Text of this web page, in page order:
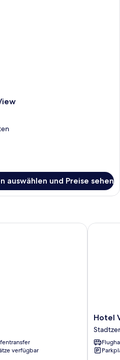
auswählen und Preise sehen
verfügbar
Hotel
Villa
Paradiso
von
Hotel
Hotel